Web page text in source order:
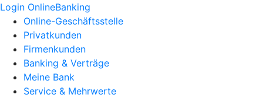
Login OnlineBanking
Online-Geschäftsstelle
Privatkunden
Firmenkunden
Banking & Verträge
Meine Bank
Service & Mehrwerte